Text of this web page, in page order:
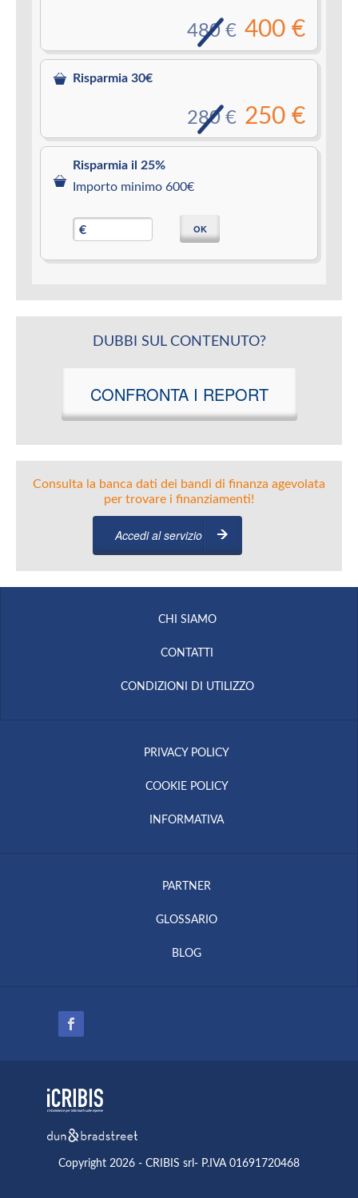
400 €
480 €
Risparmia 30€
250 €
280 €
Risparmia il 25%
Importo minimo 600€
€ OK
DUBBI SUL CONTENUTO?
CONFRONTA I REPORT
Consulta la banca dati dei bandi di finanza agevolata
per trovare i finanziamenti!
Accedi al servizio
CHI SIAMO
CONTATTI
CONDIZIONI DI UTILIZZO
PRIVACY POLICY
COOKIE POLICY
INFORMATIVA
PARTNER
GLOSSARIO
BLOG
Copyright 2026 - CRIBIS srl- P.IVA 01691720468